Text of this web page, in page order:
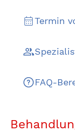
Termin
FAQ-